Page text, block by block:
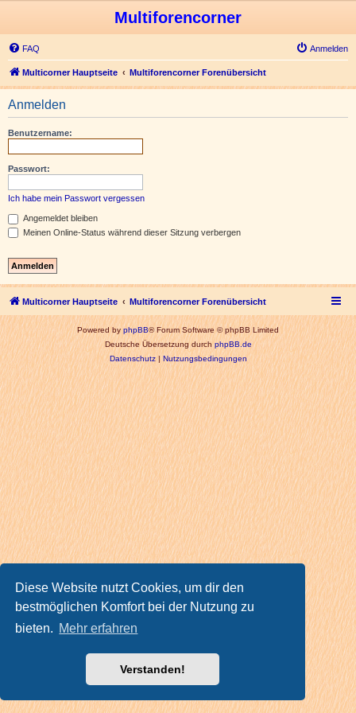
Diese Website nutzt Cookies, um dir den
bestmöglichen Komfort bei der Nutzung zu
bieten. Mehr erfahren
Verstanden!
Multiforencorner
FAQ Anmelden
Multicorner Hauptseite Multiforencorner Forenübersicht
Anmelden
Benutzername:
Passwort:
Ich habe mein Passwort vergessen
Angemeldet bleiben
Meinen Online-Status während dieser Sitzung verbergen
Multicorner Hauptseite Multiforencorner Forenübersicht
Powered byphpBB® Forum Software © phpBB Limited
Deutsche Übersetzung durchphpBB.de
Datenschutz| Nutzungsbedingungen